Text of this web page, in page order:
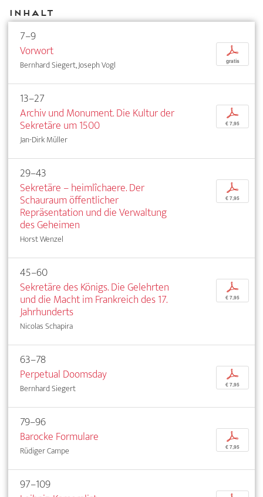
Inhalt
7–9
Vorwort
Bernhard Siegert, Joseph Vogl
p
gratis
13–27
Archiv und Monument. Die Kultur der
Sekretäre um 1500
Jan-Dirk Müller
p
€ 7,95
29–43
Sekretäre – heimlîchaere. Der
Schauraum öffentlicher
Repräsentation und die Verwaltung
des Geheimen
Horst Wenzel
p
€ 7,95
45–60
Sekretäre des Königs. Die Gelehrten
und die Macht im Frankreich des 17.
Jahrhunderts
Nicolas Schapira
p
€ 7,95
63–78
Perpetual Doomsday
Bernhard Siegert
p
€ 7,95
79–96
Barocke Formulare
Rüdiger Campe
p
€ 7,95
97–109